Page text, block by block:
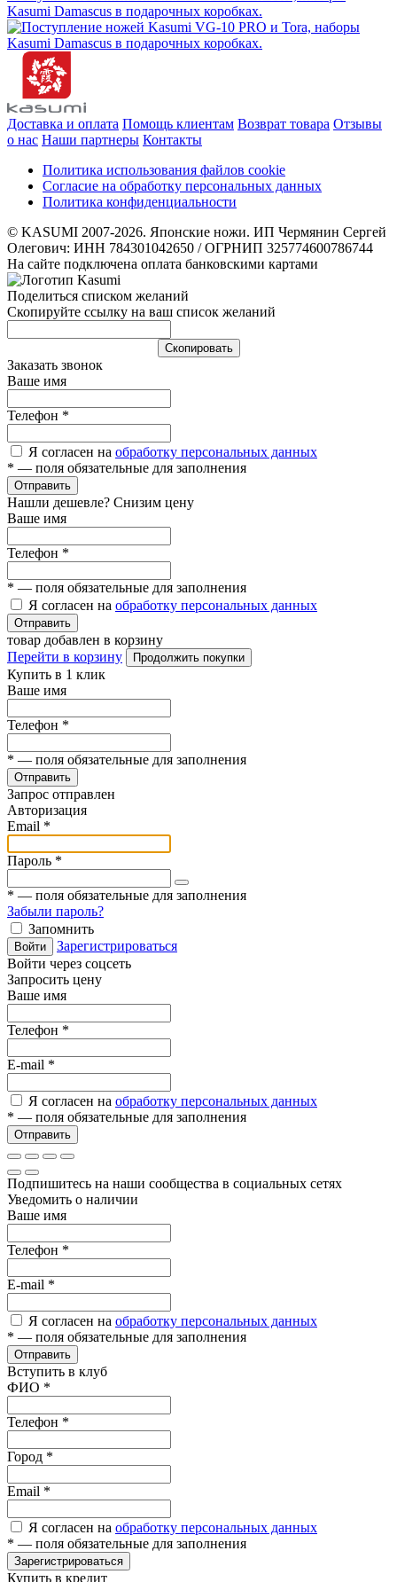
Kasumi Damascus в подарочных коробках.
Доставка и оплата Помощь клиентам Возврат товара Отзывы
о нас Наши партнеры Контакты
Политика использования файлов cookie
Согласие на обработку персональных данных
Политика конфиденциальности
© KASUMI 2007-2026. Японские ножи. ИП Чермянин Сергей
Олегович: ИНН 784301042650 / ОГРНИП 325774600786744
На сайте подключена оплата банковскими картами
Поделиться списком желаний
Скопируйте ссылку на ваш список желаний
Cкопировать
Заказать звонок
Ваше имя
Телефон *
Я согласен на обработку персональных данных
* — поля обязательные для заполнения
Отправить
Нашли дешевле? Снизим цену
Ваше имя
Телефон *
* — поля обязательные для заполнения
Я согласен на обработку персональных данных
Отправить
товар добавлен в корзину
Перейти в корзину
Продолжить покупки
Купить в 1 клик
Ваше имя
Телефон *
* — поля обязательные для заполнения
Отправить
Запрос отправлен
Авторизация
Email *
Пароль *
* — поля обязательные для заполнения
Забыли пароль?
Запомнить
Войти
Зарегистрироваться
Войти через соцсеть
Запросить цену
Ваше имя
Телефон *
E-mail *
Я согласен на обработку персональных данных
* — поля обязательные для заполнения
Отправить
Подпишитесь на наши сообщества в социальных сетях
Уведомить о наличии
Ваше имя
Телефон *
E-mail *
Я согласен на обработку персональных данных
* — поля обязательные для заполнения
Отправить
Вступить в клуб
ФИО *
Телефон *
Город *
Email *
Я согласен на обработку персональных данных
* — поля обязательные для заполнения
Зарегистрироваться
Купить в кредит